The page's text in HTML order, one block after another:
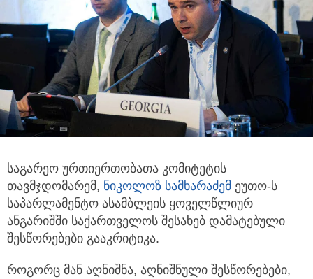
საგარეო ურთიერთობათა კომიტეტის
თავმჯდომარემ, ნიკოლოზ სამხარაძემ ეუთო-ს
საპარლამენტო ასამბლეის ყოველწლიურ
ანგარიშში საქართველოს შესახებ დამატებული
შესწორებები გააკრიტიკა.
როგორც მან აღნიშნა, აღნიშნული შესწორებები,